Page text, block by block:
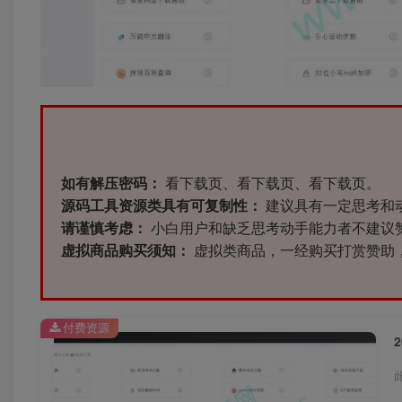
如有解压密码： 看下载页、看下载页、看下载页。
源码工具资源类具有可复制性：
建议具有一定思考和
请谨慎考虑： 小白用户和缺乏思考动手能力者不建议
虚拟商品购买须知：
虚拟类商品，一经购买打赏赞
付费资源